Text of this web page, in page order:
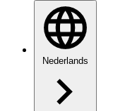
Nederlands